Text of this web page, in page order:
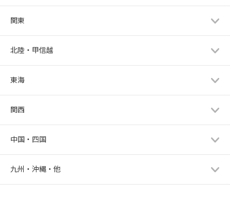
関東
北陸・甲信越
東海
関西
中国・四国
九州・沖縄・他